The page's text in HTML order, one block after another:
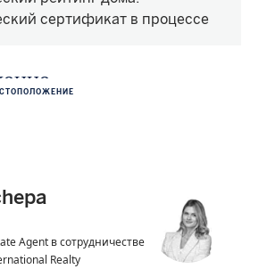
сертификат в процессе
Agent в сотрудничестве
Realty